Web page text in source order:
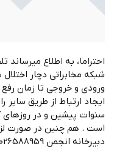
احتراما، به اطلاع
شبكه مخابراتي دچار
ورودي و خروجي تا زمان
ايجاد ارتباط از طريق
است . هم چنين در صورت
دبيرخانه انجمن 09026588959 تماس حاصل فرماييد .